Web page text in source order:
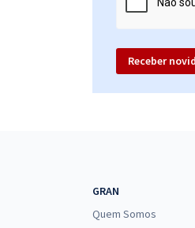
Receber
GRAN
Quem Somos